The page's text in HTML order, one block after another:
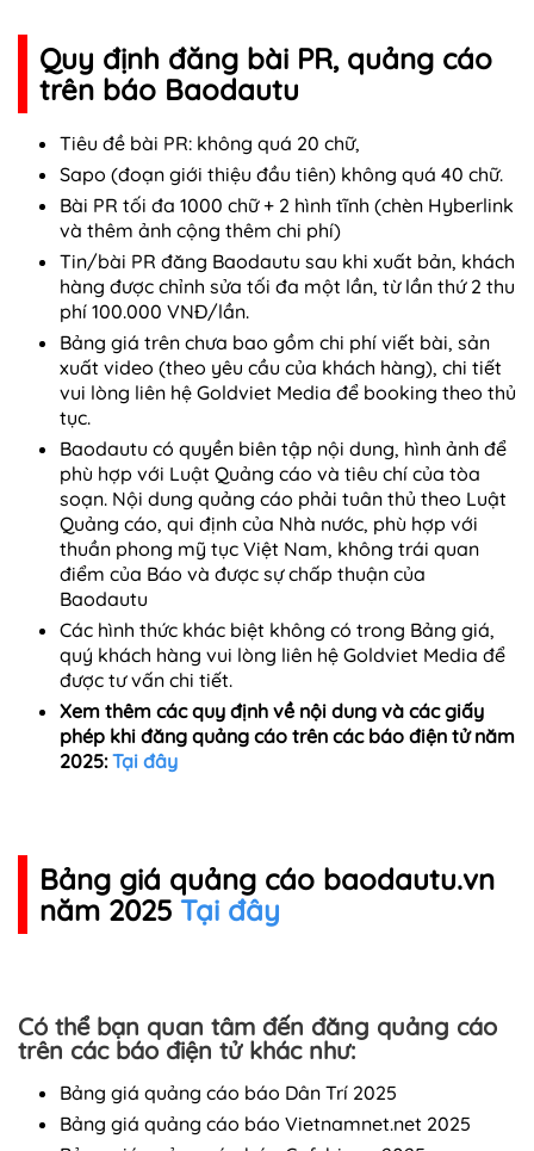
Quy định đăng bài PR, quảng cáo
trên báo Baodautu
Tiêu đề bài PR: không quá 20 chữ,
Sapo (đoạn giới thiệu đầu tiên) không quá 40 chữ.
Bài PR tối đa 1000 chữ + 2 hình tĩnh (chèn Hyberlink
và thêm ảnh cộng thêm chi phí)
Tin/bài PR đăng Baodautu sau khi xuất bản, khách
hàng được chỉnh sửa tối đa một lần, từ lần thứ 2 thu
phí 100.000 VNĐ/lần.
Bảng giá trên chưa bao gồm chi phí viết bài, sản
xuất video (theo yêu cầu của khách hàng), chi tiết
vui lòng liên hệ Goldviet Media để booking theo thủ
tục.
Baodautu có quyền biên tập nội dung, hình ảnh để
phù hợp với Luật Quảng cáo và tiêu chí của tòa
soạn. Nội dung quảng cáo phải tuân thủ theo Luật
Quảng cáo, qui định của Nhà nước, phù hợp với
thuần phong mỹ tục Việt Nam, không trái quan
điểm của Báo và được sự chấp thuận của
Baodautu
Các hình thức khác biệt không có trong Bảng giá,
quý khách hàng vui lòng liên hệ Goldviet Media để
được tư vấn chi tiết.
Xem thêm các quy định về nội dung và các giấy
phép khi đăng quảng cáo trên các báo điện tử năm
2025:Tại đây
Bảng giá quảng cáo baodautu.vn
năm 2025 Tại đây
Có thể bạn quan tâm đến đăng quảng cáo
trên các báo điện tử khác như:
Bảng giá quảng cáo báo Dân Trí 2025
Bảng giá quảng cáo báo Vietnamnet.net 2025